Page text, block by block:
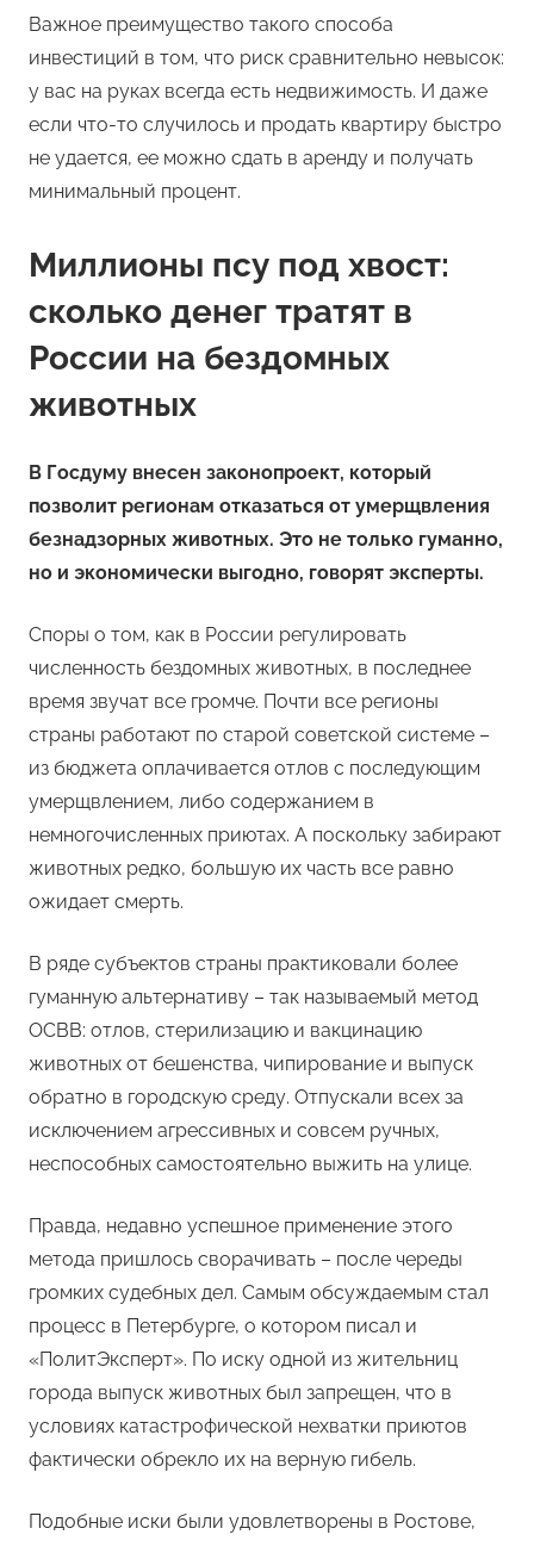
Важное преимущество такого способа
инвестиций в том, что риск сравнительно невысок:
у вас на руках всегда есть недвижимость. И даже
если что-то случилось и продать квартиру быстро
не удается, ее можно сдать в аренду и получать
минимальный процент.
Миллионы псу под хвост:
сколько денег тратят в
России на бездомных
животных
В Госдуму внесен законопроект, который
позволит регионам отказаться от умерщвления
безнадзорных животных. Это не только гуманно,
но и экономически выгодно, говорят эксперты.
Споры о том, как в России регулировать
численность бездомных животных, в последнее
время звучат все громче. Почти все регионы
страны работают по старой советской системе –
из бюджета оплачивается отлов с последующим
умерщвлением, либо содержанием в
немногочисленных приютах. А поскольку забирают
животных редко, большую их часть все равно
ожидает смерть.
В ряде субъектов страны практиковали более
гуманную альтернативу – так называемый метод
ОСВВ: отлов, стерилизацию и вакцинацию
животных от бешенства, чипирование и выпуск
обратно в городскую среду. Отпускали всех за
исключением агрессивных и совсем ручных,
неспособных самостоятельно выжить на улице.
Правда, недавно успешное применение этого
метода пришлось сворачивать – после череды
громких судебных дел. Самым обсуждаемым стал
процесс в Петербурге, о котором писал и
«ПолитЭксперт». По иску одной из жительниц
города выпуск животных был запрещен, что в
условиях катастрофической нехватки приютов
фактически обрекло их на верную гибель.
Подобные иски были удовлетворены в Ростове,